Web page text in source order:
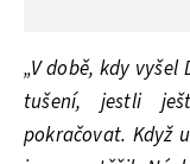
„V době, kdy vyšel
tušení, jestli
pokračovat. Když